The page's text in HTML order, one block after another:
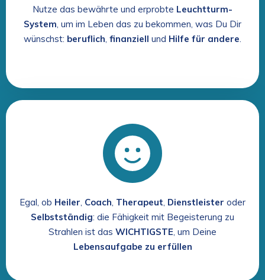
Nutze das bewährte und erprobte Leuchtturm-
System , um im Leben das zu bekommen, was Du Dir
wünschst: beruflich finanziell und Hilfe für andere
Egal, ob Heiler Coach Therapeut Dienstleister oder
Selbstständig: die Fähigkeit mit Begeisterung zu
Strahlen ist das WICHTIGSTE , um Deine
Lebensaufgabe zu erfüllen